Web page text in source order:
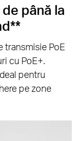
până la
transmisie PoE
cu PoE+.
pentru
pe zone